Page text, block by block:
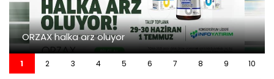
ORZAX halka arz oluyor
1 2 3 4 5 6 7 8 9 10